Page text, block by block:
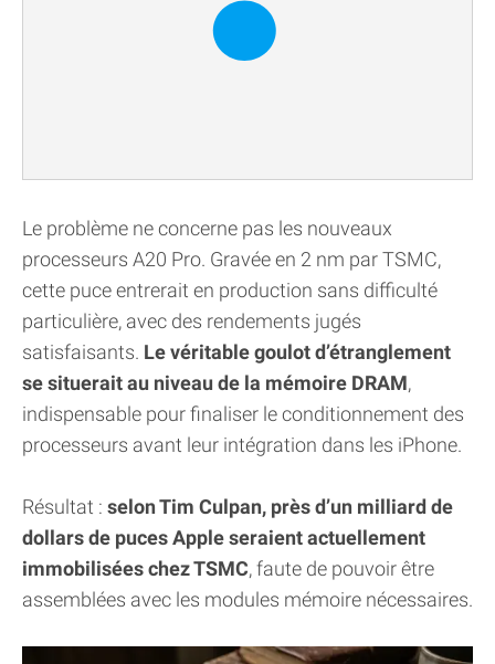
Le problème ne concerne pas les nouveaux
processeurs A20 Pro. Gravée en 2 nm par TSMC,
cette puce entrerait en production sans difficulté
particulière, avec des rendements jugés
satisfaisants. Le véritable goulot d’étranglement
se situerait au niveau de la mémoire DRAM,
indispensable pour finaliser le conditionnement des
processeurs avant leur intégration dans les iPhone.
Résultat : selon Tim Culpan, près d’un milliard de
dollars de puces Apple seraient actuellement
immobilisées chez TSMC, faute de pouvoir être
assemblées avec les modules mémoire nécessaires.